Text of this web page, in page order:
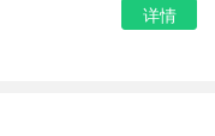
详情